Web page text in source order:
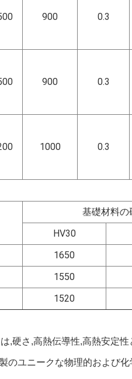
900 0.3
900 0.3
1000 0.3
基礎材料の
HV30
1650
1550
1520
,硬さ,高熱伝導性,高熱安定
のユニークな物理的および